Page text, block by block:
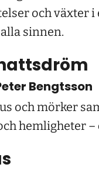
och växter
sinnen.
Bengtsson
och mörker
hemligheter